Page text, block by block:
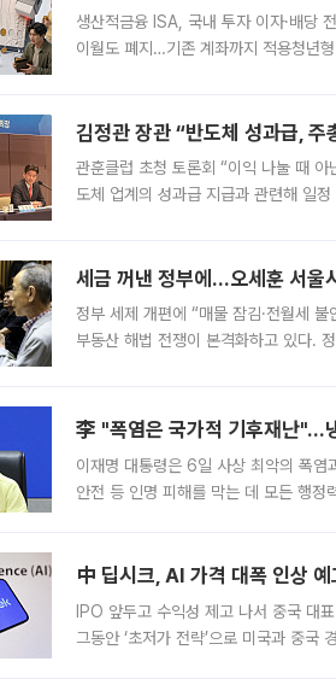
생산적금융 ISA, 국내 투자 이자·배당
이월도 폐지…기존 계좌까지 적용청년
김정관 장관 “반도체 성과급,
관훈클럽 초청 토론회 “이익 나눌 때
도체 업계의 성과급 지급과 관련해 일
세금 꺼낸 정부에…오세훈 서울
정부 세제 개편에 “매물 잠김·전월세
부동산 해법 전쟁이 본격화하고 있다.
李 "폭염은 국가적 기후재난"…
이재명 대통령은 6일 사상 최악의 폭염
안전 등 인명 피해를 막는 데 모든 행정
中 딥시크, AI 가격 대폭 인상
IPO 앞두고 수익성 제고 나서 중국 대
그동안 ‘초저가 전략’으로 미국과 중국